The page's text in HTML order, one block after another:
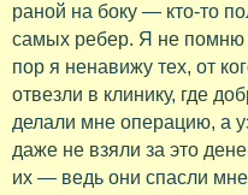
раной на боку — кто-то
самых ребер. Я не помню
пор я ненавижу тех, от
отвезли в клинику, где
делали мне операцию, а
даже не взяли за это
их — ведь они спасли